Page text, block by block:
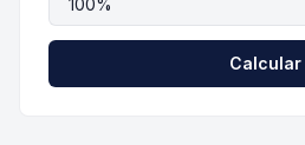
Calcular